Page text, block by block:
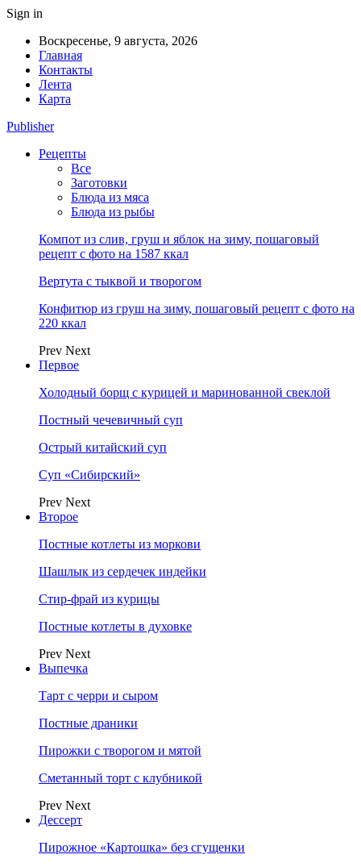
Sign in
Воскресенье, 9 августа, 2026
Главная
Контакты
Лента
Карта
Publisher
Рецепты
Все
Заготовки
Блюда из мяса
Блюда из рыбы
Компот из слив, груш и яблок на зиму, пошаговый
рецепт с фото на 1587 ккал
Вертута с тыквой и творогом
Конфитюр из груш на зиму, пошаговый рецепт с фото на
220 ккал
Prev Next
Первое
Холодный борщ с курицей и маринованной свеклой
Постный чечевичный суп
Острый китайский суп
Суп «Сибирский»
Prev Next
Второе
Постные котлеты из моркови
Шашлык из сердечек индейки
Стир-фрай из курицы
Постные котлеты в духовке
Prev Next
Выпечка
Тарт с черри и сыром
Постные драники
Пирожки с творогом и мятой
Сметанный торт с клубникой
Prev Next
Дессерт
Пирожное «Картошка» без сгущенки